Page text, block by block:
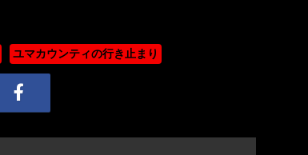
ユマカウンティの行き止まり